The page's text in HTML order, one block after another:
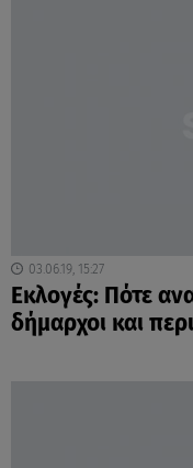
03.06.19, 15:27
Εκλογές: Πότε
δήμαρχοι και